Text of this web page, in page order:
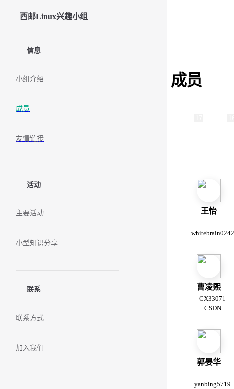
Skip to content
西邮Linux兴趣小组
信息
小组介绍
成员
友情链接
活动
主要活动
小型知识分享
联系
联系方式
加入我们
成员
王怡
whitebrain0242
曹凌熙
CX33071
CSDN
郭晏华
yanbing5719